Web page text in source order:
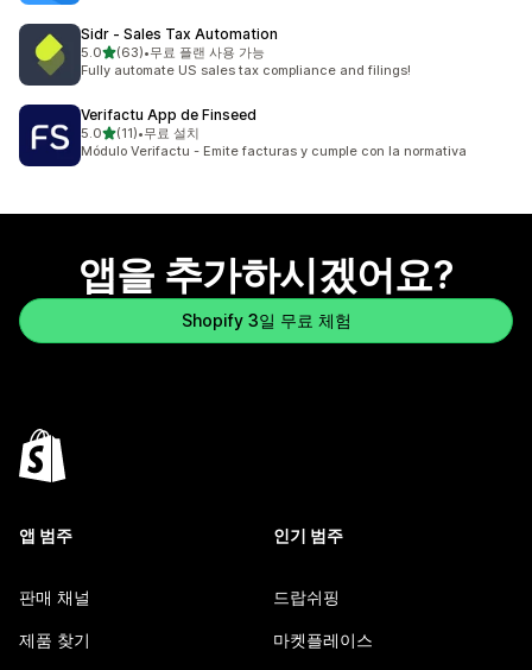
Sidr ‑ Sales Tax Automation
5.0별 5개 중
(63)
총 리뷰 63개
•무료 플랜 사용 가능
Fully automate US sales tax compliance and filings!
Verifactu App de Finseed
5.0별 5개 중
(11)
총 리뷰 11개
•무료 설치
Módulo Verifactu - Emite facturas y cumple con la normativa
앱을 추가하시겠어요?
Shopify 3일 무료 체험
앱 범주
판매 채널
제품 찾기
인기 범주
드랍쉬핑
마켓플레이스